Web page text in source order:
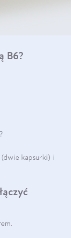
B6?
kapsułki) i